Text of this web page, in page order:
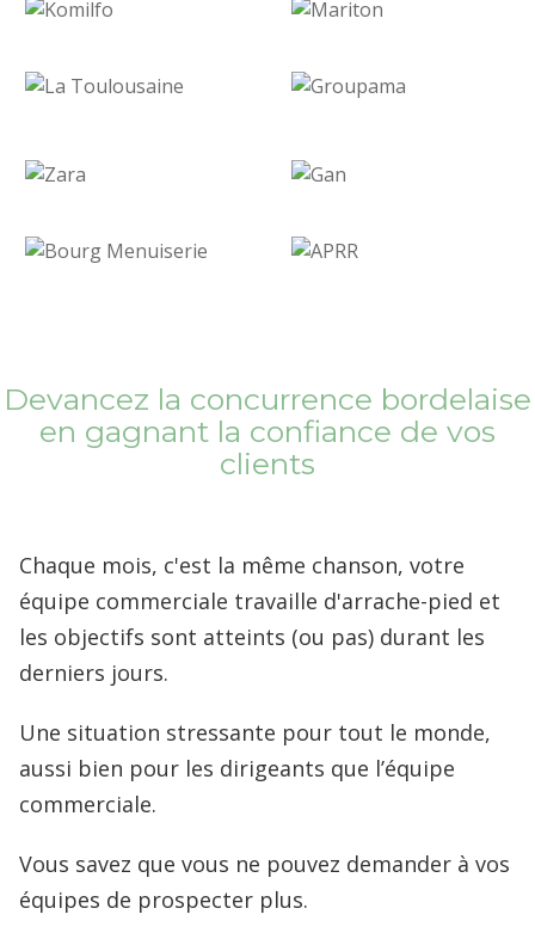
Devancez la concurrence bordelaise
en gagnant la confiance de vos
clients
Chaque mois, c'est la même chanson, votre
équipe commerciale travaille d'arrache-pied et
les objectifs sont atteints (ou pas) durant les
derniers jours.
Une situation stressante pour tout le monde,
aussi bien pour les dirigeants que l’équipe
commerciale.
Vous savez que vous ne pouvez demander à vos
équipes de prospecter plus.